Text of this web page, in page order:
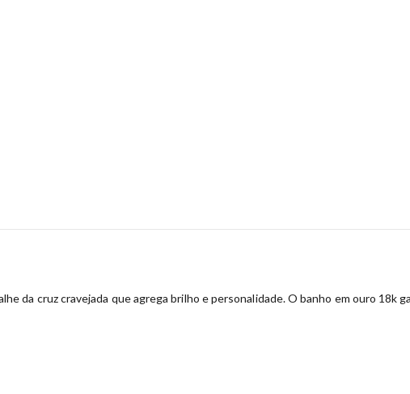
da cruz cravejada que agrega brilho e personalidade. O banho em ouro 18k